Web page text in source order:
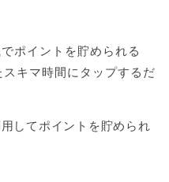
ポイントを貯められる
キマ時間にタップするだ
してポイントを貯められ